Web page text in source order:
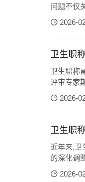
问题不仅
2026-
卫生职
卫生职称
评审专家
2026-
卫生职
近年来,卫
的深化调
2026-